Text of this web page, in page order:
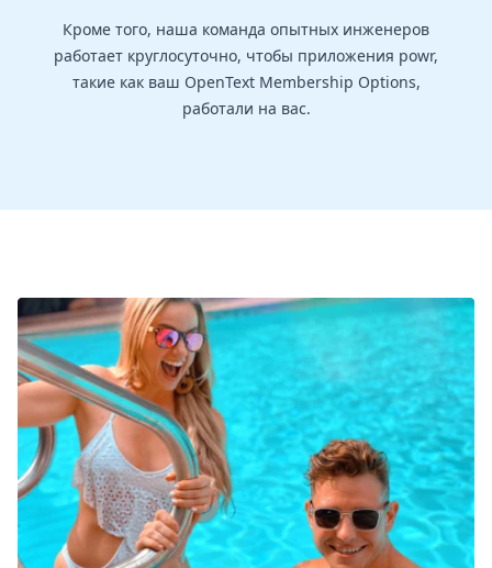
Кроме того, наша команда опытных инженеров
работает круглосуточно, чтобы приложения powr,
такие как ваш OpenText Membership Options,
работали на вас.